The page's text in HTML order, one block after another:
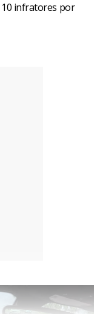
10 infratores por